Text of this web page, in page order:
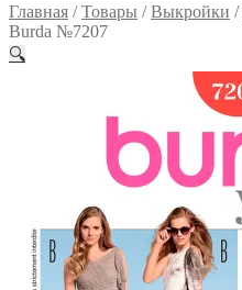
Главная /Товары /Выкройки /
Burda №7207
🔍